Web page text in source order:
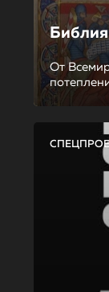
Библия
От